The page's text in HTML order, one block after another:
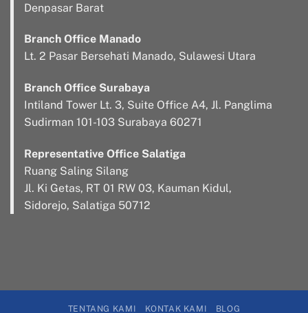
Denpasar Barat
Branch Office Manado
Lt. 2 Pasar Bersehati Manado, Sulawesi Utara
Branch Office Surabaya
Intiland Tower Lt. 3, Suite Office A4, Jl. Panglima
Sudirman 101-103 Surabaya 60271
Representative Office Salatiga
Ruang Saling Silang
Jl. Ki Getas, RT 01 RW 03, Kauman Kidul,
Sidorejo, Salatiga 50712
TENTANG KAMI KONTAK KAMI BLOG